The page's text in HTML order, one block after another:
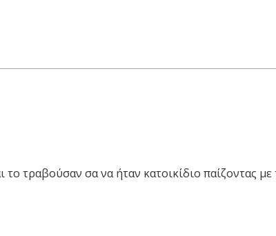
το τραβούσαν σα να ήταν κατοικίδιο παίζοντας